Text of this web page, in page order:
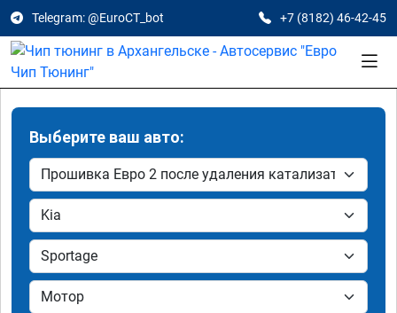
Telegram: @EuroCT_bot +7 (8182) 46-42-45
Выберите ваш авто: